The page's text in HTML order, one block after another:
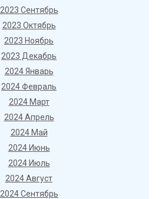
2023 Сентябрь
2023 Октябрь
2023 Ноябрь
2023 Декабрь
2024 Январь
2024 Февраль
2024 Март
2024 Апрель
2024 Май
2024 Июнь
2024 Июль
2024 Август
2024 Сентябрь